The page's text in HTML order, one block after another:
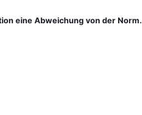
eine Abweichung von der Norm.